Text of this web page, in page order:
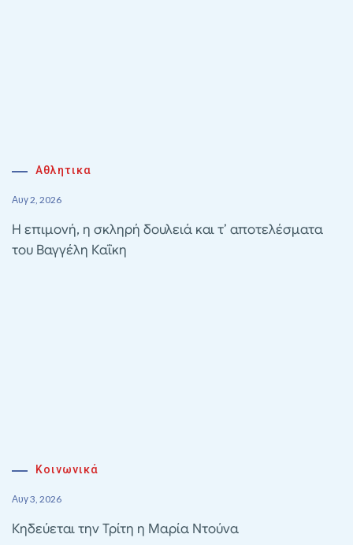
Αθλητικα
Αυγ 2, 2026
Η επιμονή, η σκληρή δουλειά και τ’ αποτελέσματα
του Βαγγέλη Καΐκη
Κοινωνικά
Αυγ 3, 2026
Κηδεύεται την Τρίτη η Μαρία Ντούνα